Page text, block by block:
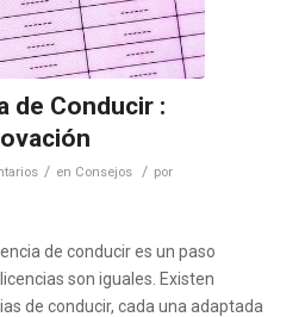
de Conducir :
/ en Consejos / por
de conducir es un paso
son iguales. Existen
de conducir, cada una adaptada